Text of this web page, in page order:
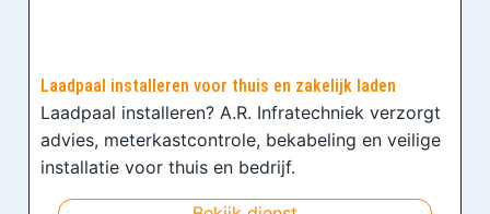
Laadpaal installeren voor thuis en zakelijk laden
Laadpaal installeren? A.R. Infratechniek verzorgt
advies, meterkastcontrole, bekabeling en veilige
installatie voor thuis en bedrijf.